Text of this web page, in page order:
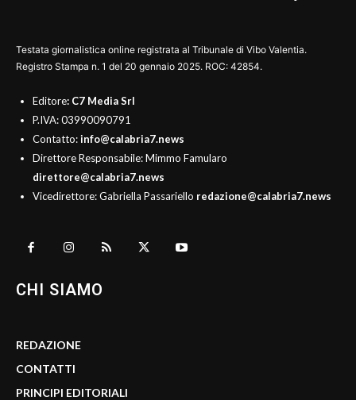
Testata giornalistica online registrata al Tribunale di Vibo Valentia.
Registro Stampa n. 1 del 20 gennaio 2025. ROC: 42854.
Editore: C7 Media Srl
P.IVA: 03990090791
Contatto:info@calabria7.news
Direttore Responsabile: Mimmo Famularo
direttore@calabria7.news
Vicedirettore: Gabriella Passariello redazione@calabria7.news
CHI SIAMO
REDAZIONE
CONTATTI
PRINCIPI EDITORIALI